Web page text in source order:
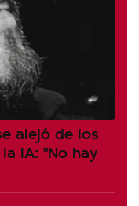
alejó de los
IA: "No hay